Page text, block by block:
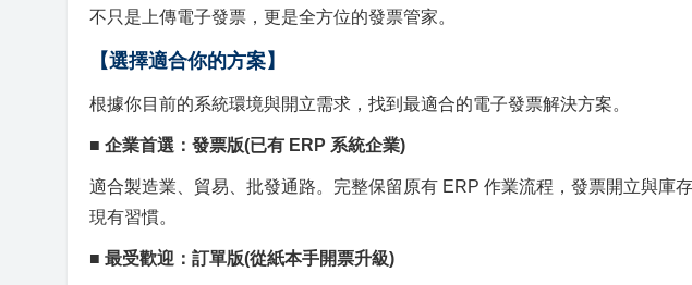
不只是上傳電子發票，更是全方位的發票管家。
【選擇適合你的方案】
根據你目前的系統環境與開立需求，找到最適合的電子發票解決方案。
■ 企業首選：發票版(已有 ERP 系統企業)
適合製造業、貿易、批發通路。完整保留原有 ERP 作業流程，發票開立與庫
現有習慣。
■ 最受歡迎：訂單版(從紙本手開票升級)